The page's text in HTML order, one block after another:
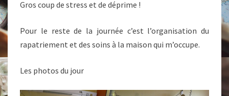
Gros coup de stress et de déprime !
Pour le reste de la journée c’est l’organisation du
rapatriement et des soins à la maison qui m’occupe.
Les photos du jour